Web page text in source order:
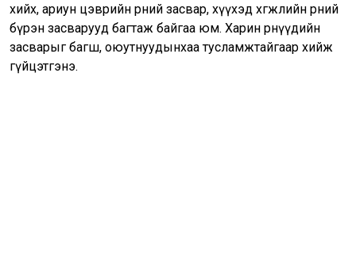
хийх, ариун цэврийн өрөөний засвар, хүүхэд хөгжлийн өрөөний
бүрэн засварууд багтаж байгаа юм. Харин өрөөнүүдийн
засварыг багш, оюутнуудынхаа тусламжтайгаар хийж
гүйцэтгэнэ.